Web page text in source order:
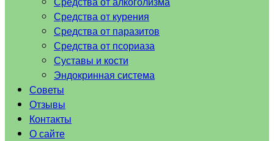
Средства от курения
Средства от паразитов
Средства от псориаза
Суставы и кости
Эндокринная система
Советы
Отзывы
Контакты
О сайте